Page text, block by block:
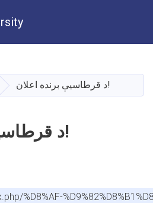
main
content
د قرطاسيې برنده اعلان!
د قرطاسيې برنده اعلان!
%D8%AF-